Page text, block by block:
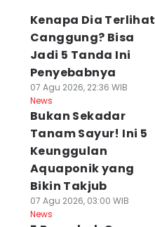
Kenapa Dia Terlihat
Canggung? Bisa
Jadi 5 Tanda Ini
Penyebabnya
07 Agu 2026, 22:36 WIB
News
Bukan Sekadar
Tanam Sayur! Ini 5
Keunggulan
Aquaponik yang
Bikin Takjub
07 Agu 2026, 03:00 WIB
News